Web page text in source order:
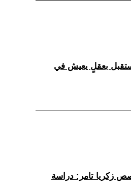
بعقلٍ يعيش في
زكريا تامر: دراسة